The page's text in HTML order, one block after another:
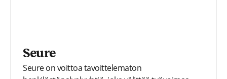
Seure
Seure on voittoa tavoittelematon